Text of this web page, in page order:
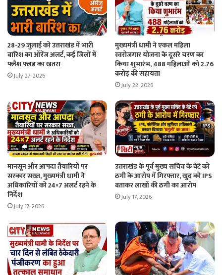
28-29 जुलाई को उत्तराखंड में भारी
बारिश का ऑरेंज अलर्ट, कई जिलों में
फ्लैश फ्लड का खतरा
July 27, 2026
मुख्यमंत्री धामी ने एकल महिला
स्वरोजगार योजना के दूसरे चरण का
किया शुभारंभ, 488 महिलाओं को 2.76
करोड़ की सहायता
July 22, 2026
मानसून और आपदा तैयारियों पर
सरकार सख्त, मुख्यमंत्री धामी ने
अधिकारियों को 24×7 अलर्ट रहने के
निर्देश
July 17, 2026
उत्तराखंड के पूर्व मुख्य सचिव के बेटे को
ठगी के आरोप में गिरफ्तार, खुद को IPS
बताकर लाखों की ठगी का आरोप
July 17, 2026